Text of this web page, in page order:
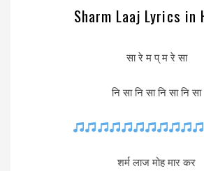
Sharm Laaj Lyrics in
सा रे म प् म रे सा
नि सा नि सा नि सा नि सा
शर्म लाज मोह मार कर